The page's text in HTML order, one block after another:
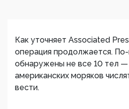
Как уточняет Associated
операция продолжается.
обнаружены не все 10 тел —
американских моряков
вести.